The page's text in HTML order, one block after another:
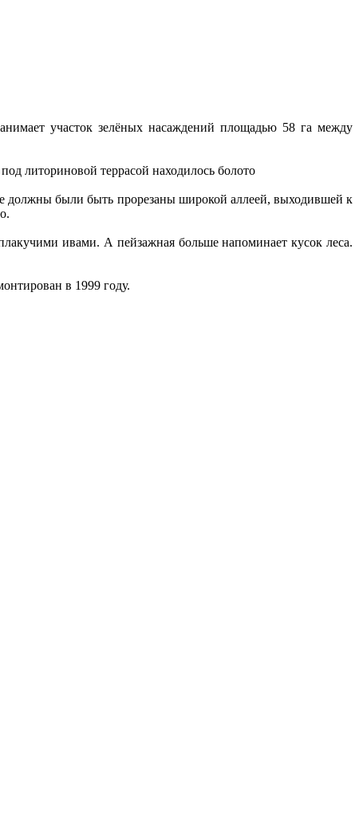
участок зелёных насаждений площадью 58 га между
литориновой террасой находилось болото
должны были быть прорезаны широкой аллеей, выходившей к
ивами. А пейзажная больше напоминает кусок леса.
в 1999 году.